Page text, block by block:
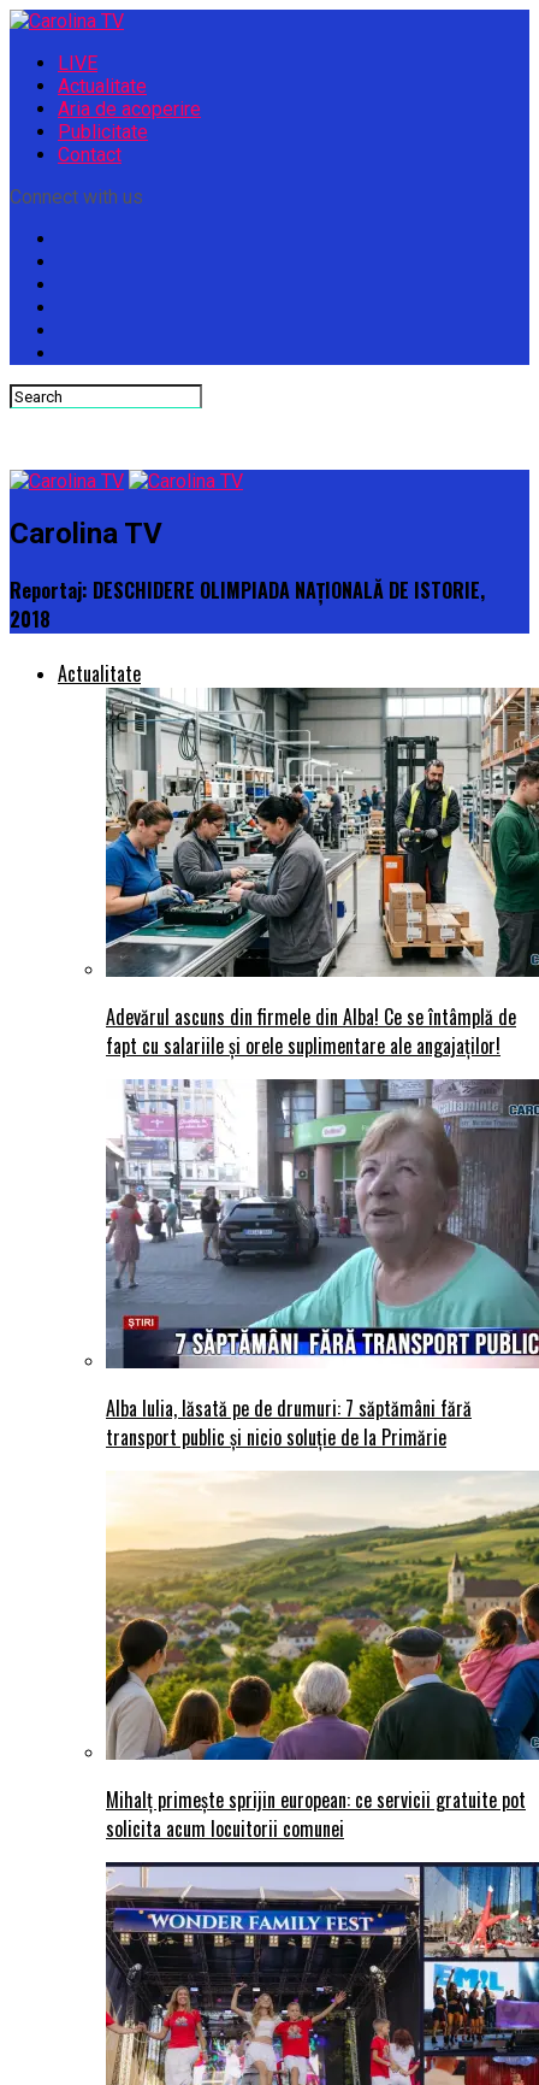
LIVE
Actualitate
Aria de acoperire
Publicitate
Contact
Connect with us
Carolina TV
Reportaj: DESCHIDERE OLIMPIADA NAȚIONALĂ DE ISTORIE,
2018
Actualitate
Adevărul ascuns din firmele din Alba! Ce se întâmplă de
fapt cu salariile și orele suplimentare ale angajaților!
Alba Iulia, lăsată pe de drumuri: 7 săptămâni fără
transport public și nicio soluție de la Primărie
Mihalț primește sprijin european: ce servicii gratuite pot
solicita acum locuitorii comunei